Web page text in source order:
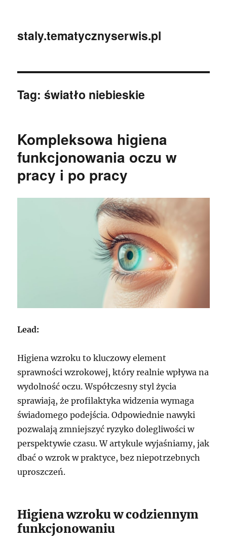
staly.tematycznyserwis.pl
Tag:światło niebieskie
Kompleksowa higiena
funkcjonowania oczu w
pracy i po pracy
Lead:
Higiena wzroku to kluczowy element
sprawności wzrokowej, który realnie wpływa na
wydolność oczu. Współczesny styl życia
sprawiają, że profilaktyka widzenia wymaga
świadomego podejścia. Odpowiednie nawyki
pozwalają zmniejszyć ryzyko dolegliwości w
perspektywie czasu. W artykule wyjaśniamy, jak
dbać o wzrok w praktyce, bez niepotrzebnych
uproszczeń.
Higiena wzroku w codziennym
funkcjonowaniu